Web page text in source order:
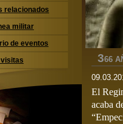
366
El
acaba
relacionados
militar
de eventos
visitas